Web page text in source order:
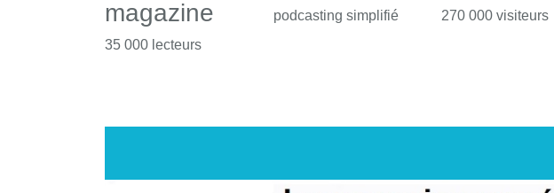
magazine
35 000 lecteurs
podcasting simplifié 270 000 visiteurs